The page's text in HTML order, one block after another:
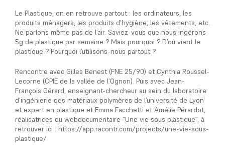
Le Plastique, on en retrouve partout : les ordinateurs, les
produits ménagers, les produits d’hygiène, les vêtements, etc.
Ne parlons même pas de l’air. Saviez-vous que nous ingérons
5g de plastique par semaine ? Mais pourquoi ? D’où vient le
plastique ? Pourquoi l’utilisons-nous partout ?
Rencontre avec Gilles Benest (FNE 25/90) et Cynthia Roussel-
Lecorne (CPIE de la vallée de l’Ognon). Puis avec Jean-
François Gérard, enseignant-chercheur au sein du laboratoire
d’ingénierie des matériaux polymères de l’université de Lyon
et expert en plastique et Emma Facchetti et Amélie Pérardot,
réalisatrices du webdocumentaire “Une vie sous plastique”, à
retrouver ici : https://app.racontr.com/projects/une-vie-sous-
plastique/